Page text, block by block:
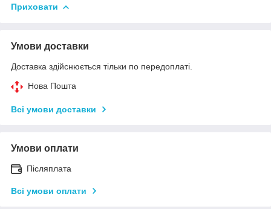
Приховати
Умови доставки
Доставка здійснюється тільки по передоплаті.
Нова Пошта
Всі умови доставки
Умови оплати
Післяплата
Всі умови оплати